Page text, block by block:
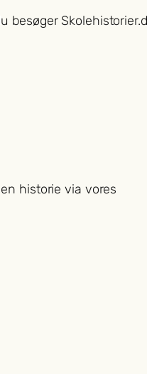
besøger
historie via vores